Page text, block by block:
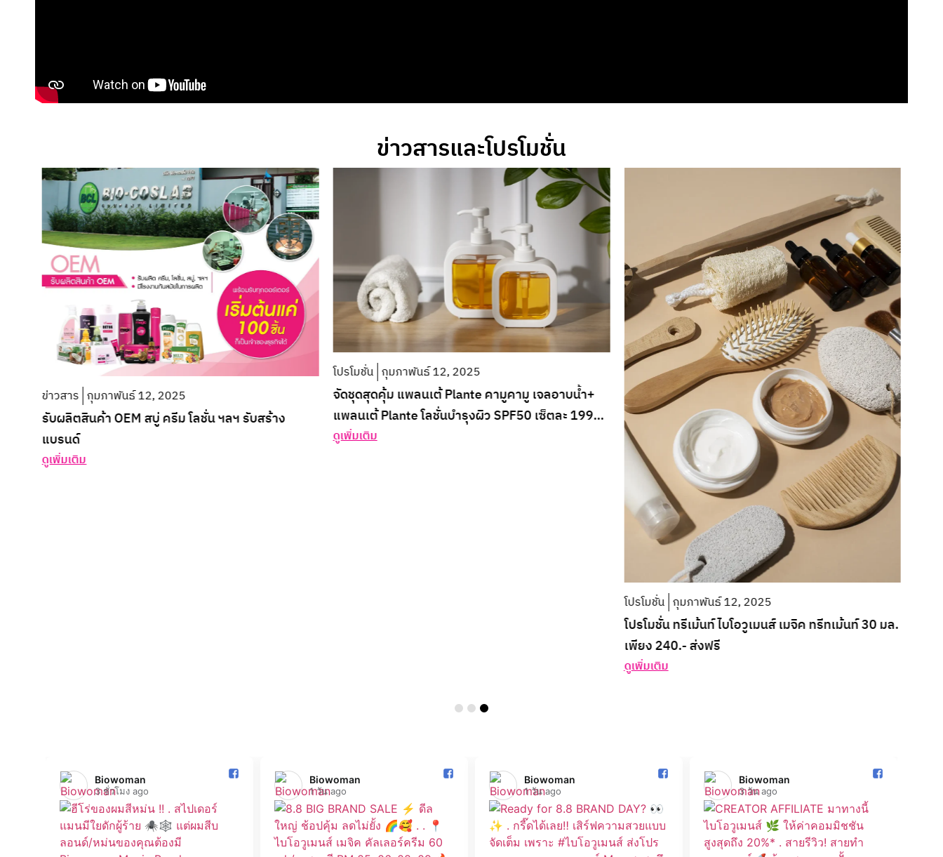
ข่าวสารและโปรโมชั่น
ข่าวสาร กุมภาพันธ์ 12, 2025
รับผลิตสินค้า OEM สบู่ ครีม โลชั่น ฯลฯ รับสร้าง
แบรนด์
ดูเพิ่มเติม
โปรโมชั่น กุมภาพันธ์ 12, 2025
จัดชุดสุดคุ้ม แพลนเต้ Plante คามูคามู เจลอาบน้ำ+
แพลนเต้ Plante โลชั่นบำรุงผิว SPF50 เซ็ตละ 199
บาท
ดูเพิ่มเติม
โปรโมชั่น กุมภาพันธ์ 12, 2025
โปรโมชั่น ทรีเม้นท์ ไบโอวูเมนส์ เมจิค ทรีทเม้นท์ 30 มล.
เพียง 240.- ส่งฟรี
ดูเพิ่มเติม
Biowoman️
3 ชั่วโมง ago
Biowoman️
1 วัน ago
Biowoman️
1 วัน ago
Biowoman️
3 วัน ago